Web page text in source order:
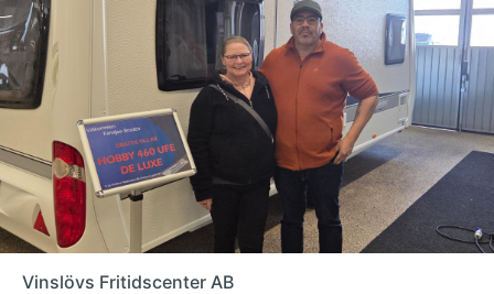
Vinslövs Fritidscenter AB